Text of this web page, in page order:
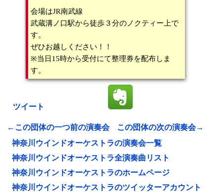
会場はJR南武線
武蔵溝ノ口駅から徒歩３分のノクティー上で
す。
ぜひお越しください！！
※当日15時から受付にて整理券を配布しま
す。
ツイート
←この団体の一つ前の演奏会
この団体の次の演奏会→
神奈川ウインドオーケストラの演奏会一覧
神奈川ウインドオーケストラ全演奏曲リスト
神奈川ウインドオーケストラのホームページ
神奈川ウインドオーケストラのツイッターアカウント